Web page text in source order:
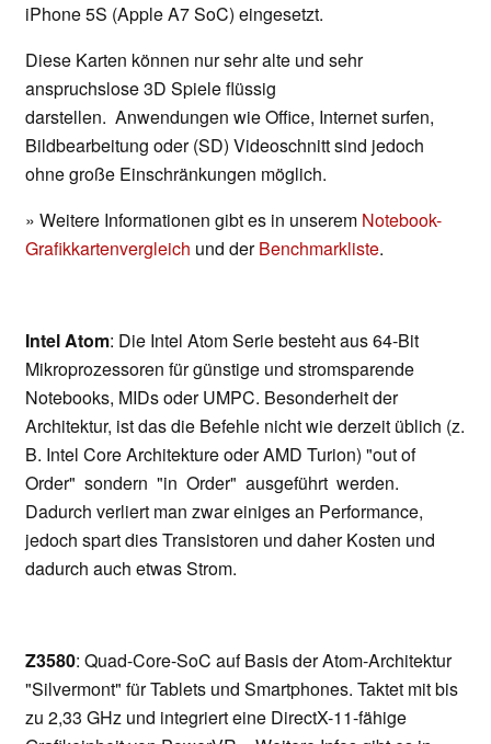
iPhone 5S (Apple A7 SoC) eingesetzt.
Diese Karten können nur sehr alte und sehr
anspruchslose 3D Spiele flüssig
darstellen. Anwendungen wie Office, Internet surfen,
Bildbearbeitung oder (SD) Videoschnitt sind jedoch
ohne große Einschränkungen möglich.
» Weitere Informationen gibt es in unserem Notebook-
Grafikkartenvergleich und derBenchmarkliste.
Intel Atom: Die Intel Atom Serie besteht aus 64-Bit
Mikroprozessoren für günstige und stromsparende
Notebooks, MIDs oder UMPC. Besonderheit der
Architektur, ist das die Befehle nicht wie derzeit üblich (z.
B. Intel Core Architekture oder AMD Turion) "out of
Order" sondern "in Order" ausgeführt werden.
Dadurch verliert man zwar einiges an Performance,
jedoch spart dies Transistoren und daher Kosten und
dadurch auch etwas Strom.
Z3580: Quad-Core-SoC auf Basis der Atom-Architektur
"Silvermont" für Tablets und Smartphones. Taktet mit bis
zu 2,33 GHz und integriert eine DirectX-11-fähige